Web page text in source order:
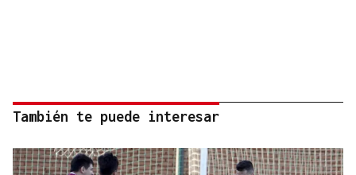
También te puede interesar